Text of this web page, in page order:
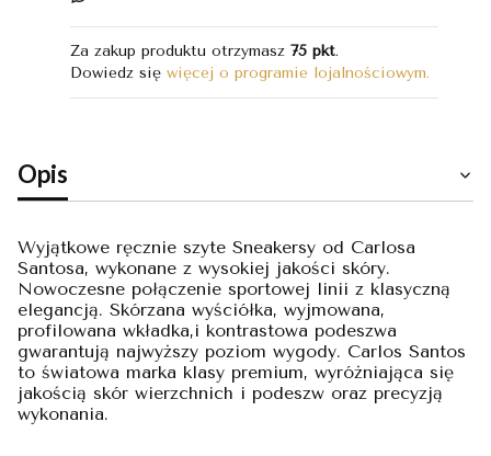
Za zakup produktu otrzymasz 75 pkt.
Dowiedz się więcej o programie lojalnościowym.
Opis
Wyjątkowe ręcznie szyte Sneakersy od Carlosa
Santosa, wykonane z wysokiej jakości skóry.
Nowoczesne połączenie sportowej linii z klasyczną
elegancją. Skórzana wyściółka, wyjmowana,
profilowana wkładka,i kontrastowa podeszwa
gwarantują najwyższy poziom wygody. Carlos Santos
to światowa marka klasy premium, wyróżniająca się
jakością skór wierzchnich i podeszw oraz precyzją
wykonania.